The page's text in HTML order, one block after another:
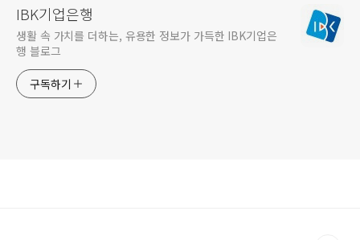
IBK기업은행
생활 속 가치를 더하는, 유용한 정보가 가득한 IBK기업은
행 블로그
구독하기